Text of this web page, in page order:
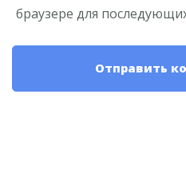
браузере для